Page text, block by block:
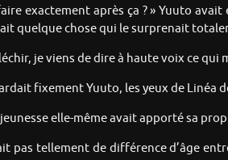
exactement après ça ? » Yuuto
quelque chose qui le surprenait
je viens de dire à haute voix ce
fixement Yuuto, les yeux de Linéa
elle-même avait apporté sa
pas tellement de différence d’âge